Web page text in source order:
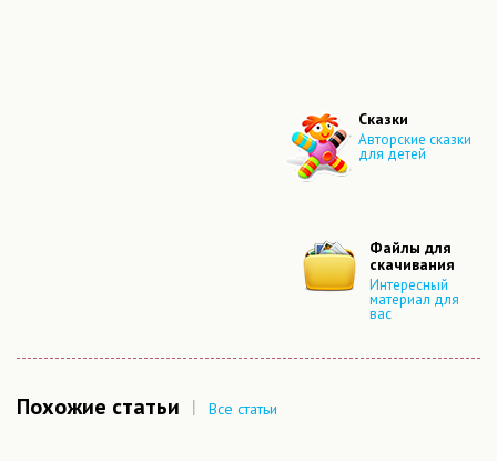
Сказки
Авторские сказки
для детей
Файлы для
скачивания
Интересный
материал для
вас
Похожие статьи | Все статьи